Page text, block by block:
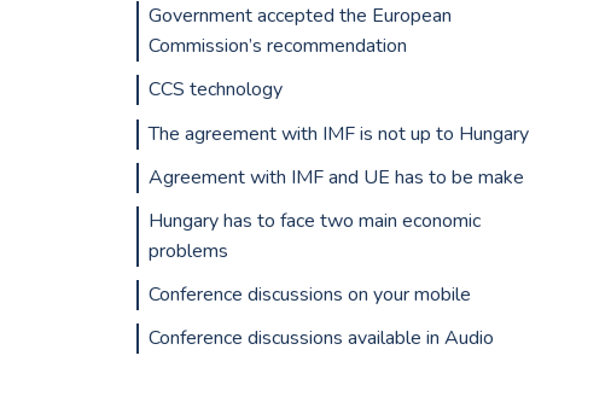
Government accepted the European
Commission’s recommendation
CCS technology
The agreement with IMF is not up to Hungary
Agreement with IMF and UE has to be make
Hungary has to face two main economic
problems
Conference discussions on your mobile
Conference discussions available in Audio